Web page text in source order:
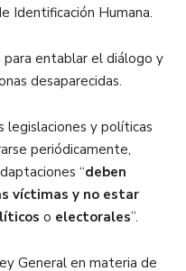
Identificación Humana.
entablar el diálogo y
desaparecidas.
legislaciones y políticas
periódicamente,
“deben
víctimas y no estar
o electorales”.
General en materia de